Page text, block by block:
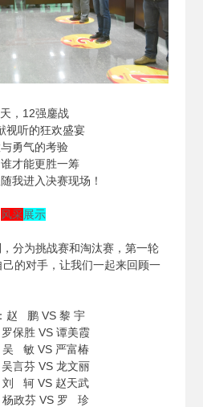
，12强鏖战
视听的狂欢盛宴
勇气的考验
才能更胜一筹
我进入决赛现场！
风采展示
分为挑战赛和淘汰赛，第一轮
的对手，让我们一起来回顾一
赵 鹏 VS 黎 宇
保胜 VS 谭美霞
吴 敏 VS 严富椿
言芬 VS 龙文丽
刘 轲 VS 赵天武
杨政芬 VS 罗 珍